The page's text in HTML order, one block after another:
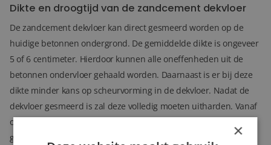
Dikte en droogtijd van de zandcement dekvloer
De zandcement dekvloer kan direct gesmeerd worden op de
huidige betonnen ondergrond. De gemiddelde dikte is ongeveer
5 of 6 centimeter. Hierdoor kunnen alle oneffenheden uit de
betonnen ondervloer gehaald worden. Daarnaast is er bij deze
dikte minder kans op scheurvorming in de dekvloer. Nadat de
dekvloer gesmeerd is zal deze volledig moeten uitharden. Vanaf
ongeveer 2 dagen is de vloer beloopbaar en zou er al op
getegeld kunnen worden met keramische vloertegels. Bij PVC
×